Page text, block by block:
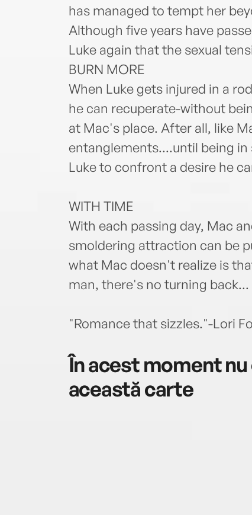
has managed to tempt her
Although five years have
Luke again that the sexual
BURN MORE
When Luke gets injured in a
he can recuperate-without
at Mac's place. After all, like
entanglements....until being
Luke to confront a desire he
WITH TIME
With each passing day, Mac
smoldering attraction can be
what Mac doesn't realize is
man, there's no turning back...
"Romance that sizzles."-Lori
În acest moment
această carte